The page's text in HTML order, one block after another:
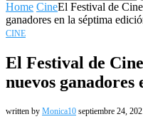
Home CineEl Festival de
ganadores en la séptima
CINE
El Festival de
nuevos
written by Monica10 septiembre 24,